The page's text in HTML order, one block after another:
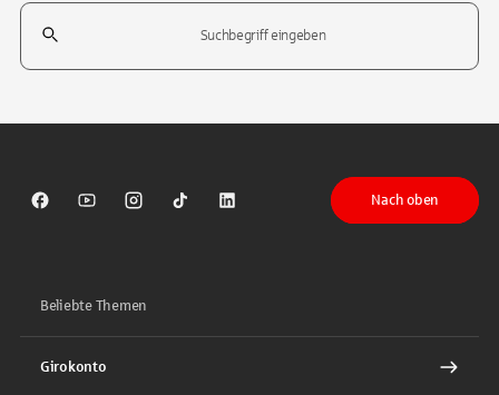
Suchfeld
Sparkasse auf Facebook
Sparkasse auf Youtube
Sparkasse auf Instagram
Sparkasse auf TikTok
Sparkasse auf LinkedIn
Nach oben
Beliebte Themen
Girokonto